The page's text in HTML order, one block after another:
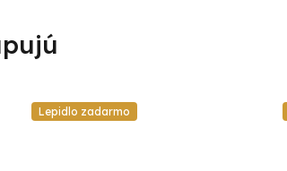
Lepidlo zadarmo